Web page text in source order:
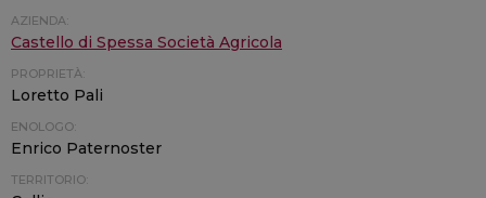
AZIENDA:
Castello di Spessa Società Agricola
PROPRIETÀ:
Loretto Pali
ENOLOGO:
Enrico Paternoster
TERRITORIO: